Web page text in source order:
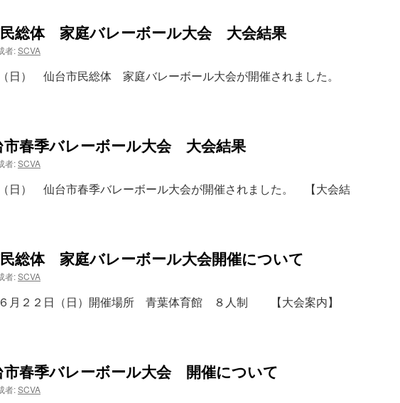
民総体 家庭バレーボール大会 大会結果
者:SCVA
日） 仙台市民総体 家庭バレーボール大会が開催されました。
春季バレーボール大会 大会結果
者:SCVA
日） 仙台市春季バレーボール大会が開催されました。 【大会結
総体 家庭バレーボール大会開催について
者:SCVA
月２２日（日）開催場所 青葉体育館 ８人制 【大会案内】
春季バレーボール大会 開催について
者:SCVA